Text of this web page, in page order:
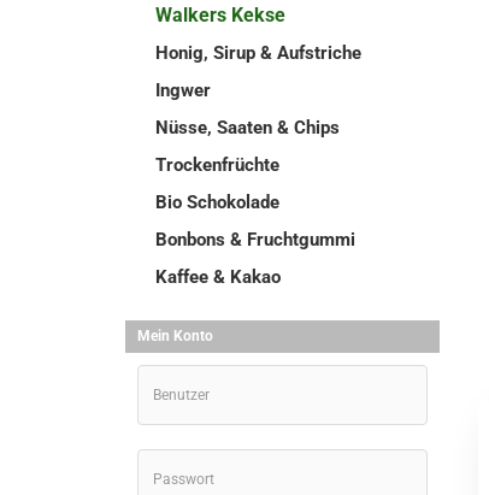
Walkers Kekse
Honig, Sirup & Aufstriche
Ingwer
Nüsse, Saaten & Chips
Trockenfrüchte
Bio Schokolade
Bonbons & Fruchtgummi
Kaffee & Kakao
Mein Konto